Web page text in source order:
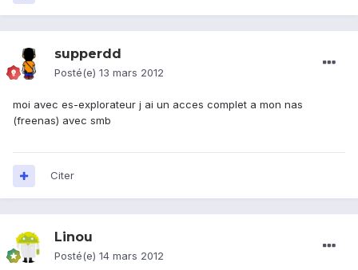
supperdd
Posté(e) 13 mars 2012
moi avec es-explorateur j ai un acces complet a mon nas
(freenas) avec smb
Citer
Linou
Posté(e) 14 mars 2012